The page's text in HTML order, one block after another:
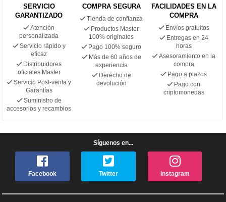
SERVICIO
GARANTIZADO
Atención
personalizada
Servicio rápido y
eficaz
Distribuidores
oficiales Master
Servicio Post-venta y
Garantías
Suministro de
accesorios y recambios
COMPRA SEGURA
Tienda de confianza
Productos Master
100% originales
Pago 100% seguro
Más de 60 años de
experiencia
Derecho de
devolución
FACILIDADES EN LA
COMPRA
Envíos gratuitos
Entregas en 24
horas
Asesoramiento en la
compra
Pago a plazos
Pago con
criptomonedas
Síguenos en...
Facebook Twitter Instagram